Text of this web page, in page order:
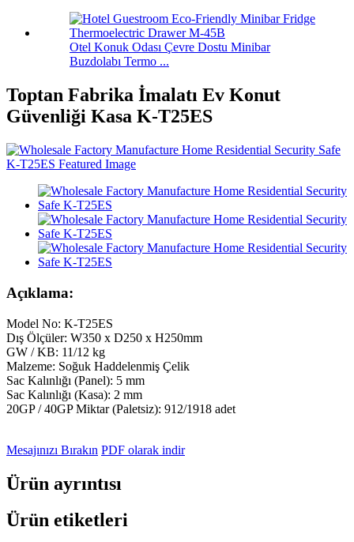
Otel Konuk Odası Çevre Dostu Minibar
Buzdolabı Termo ...
Toptan Fabrika İmalatı Ev Konut
Güvenliği Kasa K-T25ES
Açıklama:
Model No: K-T25ES
Dış Ölçüler: W350 x D250 x H250mm
GW / KB: 11/12 kg
Malzeme: Soğuk Haddelenmiş Çelik
Sac Kalınlığı (Panel): 5 mm
Sac Kalınlığı (Kasa): 2 mm
20GP / 40GP Miktar (Paletsiz): 912/1918 adet
Mesajınızı Bırakın PDF olarak indir
Ürün ayrıntısı
Ürün etiketleri